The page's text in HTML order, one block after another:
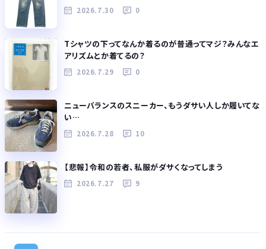
2026.7.30 0
Tシャツの下ってなんか着るのが普通ってマジ？みんなエ
アリズムとか着てるの？
2026.7.29 0
ニューバランスのスニーカー、もうダサい人しか履いてな
い…
2026.7.28 10
【悲報】令和の若者、私服がダサくなってしまう
2026.7.27 9